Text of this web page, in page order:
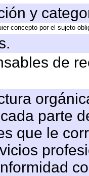
y
concepto por el sujeto
de
parte
que le